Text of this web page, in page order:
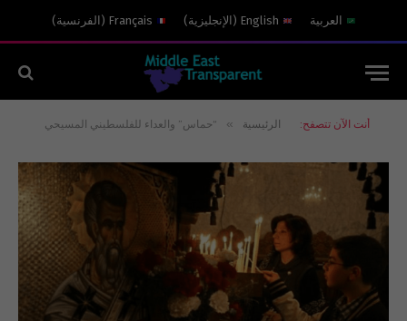
العربية English
( الإنجليزية)
Français
( الفرنسية)
أنت الآن تتصفح: الرئيسية » “حماس” والعداء للفلسطيني المسيحي